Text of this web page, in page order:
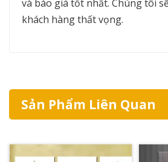
và báo giá tốt nhất. Chúng tôi
khách hàng thất vọng.
Sản Phẩm Liên Quan